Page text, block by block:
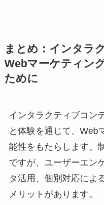
まとめ：インタラ
Webマーケティン
ために
インタラクティブコン
と体験を通じて、Web
能性をもたらします。
ですが、ユーザーエン
タ活用、個別対応によ
メリットがあります。